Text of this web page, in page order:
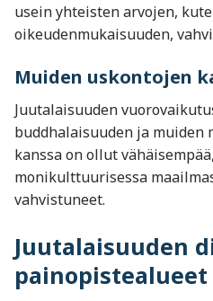
usein yhteisten arvojen,
oikeudenmukaisuuden,
Muiden uskontojen
Juutalaisuuden
buddhalaisuuden ja muiden
kanssa on ollut
monikulttuurisessa
vahvistuneet.
Juutalaisuuden
painopistealueet